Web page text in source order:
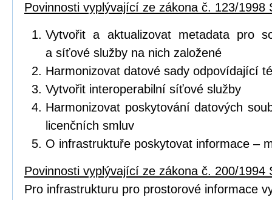
Povinnosti vyplývající ze zákona č. 123/1998
Vytvořit a aktualizovat metadata pro
a síťové služby na nich založené
Harmonizovat datové sady odpovídající
Vytvořit interoperabilní síťové služby
Harmonizovat poskytování datových
licenčních smluv
O infrastruktuře poskytovat informace –
Povinnosti vyplývající ze zákona č. 200/1994
Pro infrastrukturu pro prostorové informace